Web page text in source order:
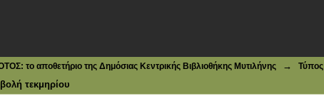
το αποθετήριο της Δημόσιας Κεντρικής Βιβλιοθήκης Μυτιλήνης → Τύπος
τεκμηρίου